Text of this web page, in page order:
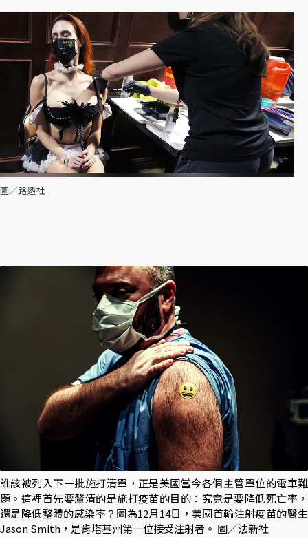
圖／路透社
誰該被列入下一批施打清單，正是美國當今各個主管單位的電車難
題。這裡首先要釐清的是施打疫苗的目的：究竟是要降低死亡率，
還是降低整體的感染率？圖為12月14日，美國首輪注射疫苗的醫生
Jason Smith，是肯塔基州第一位接受注射者。 圖／法新社